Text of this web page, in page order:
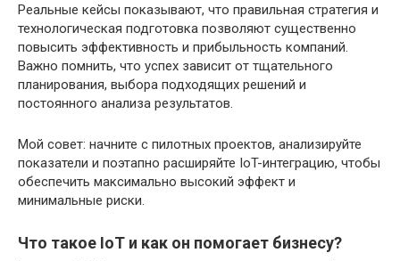
Реальные кейсы показывают, что правильная стратегия и
технологическая подготовка позволяют существенно
повысить эффективность и прибыльность компаний.
Важно помнить, что успех зависит от тщательного
планирования, выбора подходящих решений и
постоянного анализа результатов.
Мой совет: начните с пилотных проектов, анализируйте
показатели и поэтапно расширяйте IoT-интеграцию, чтобы
обеспечить максимально высокий эффект и
минимальные риски.
Что такое IoT и как он помогает бизнесу?